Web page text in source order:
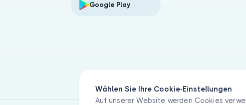
Wählen Sie Ihre Cookie-Einstellungen
Auf unserer Website werden Cookies
Google Play